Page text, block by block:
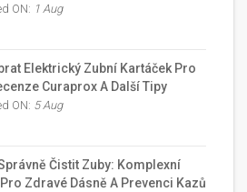
ON: 1 Aug
Elektrický Zubní Kartáček Pro
Curaprox A Další Tipy
ON: 5 Aug
Čistit Zuby: Komplexní
Zdravé Dásně A Prevenci Kazů